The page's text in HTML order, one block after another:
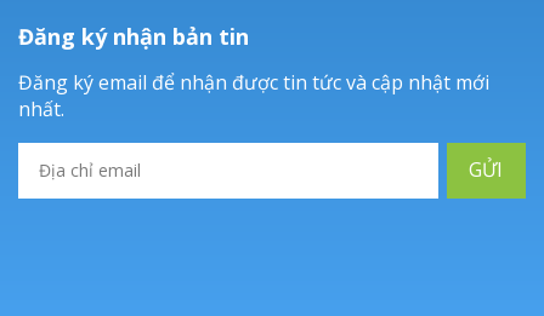
Đăng ký nhận bản tin
Đăng ký email để nhận được tin tức và cập nhật mới
nhất.
GỬI